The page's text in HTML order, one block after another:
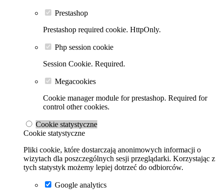
Prestashop
Prestashop required cookie. HttpOnly.
Php session cookie
Session Cookie. Required.
Megacookies
Cookie manager module for prestashop. Required for
control other cookies.
Cookie statystyczne
Cookie statystyczne
Pliki cookie, które dostarczają anonimowych informacji o
wizytach dla poszczególnych sesji przeglądarki. Korzystając z
tych statystyk możemy lepiej dotrzeć do odbiorców.
Google analytics